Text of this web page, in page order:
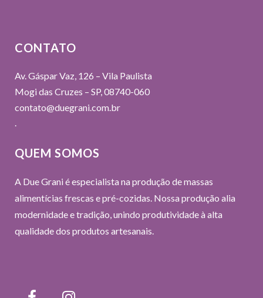
CONTATO
Av. Gáspar Vaz, 126 – Vila Paulista
Mogi das Cruzes – SP, 08740-060
contato@duegrani.com.br
.
QUEM SOMOS
A Due Grani é especialista na produção de massas
alimentícias frescas e pré-cozidas. Nossa produção alia
modernidade e tradição, unindo produtividade à alta
qualidade dos produtos artesanais.